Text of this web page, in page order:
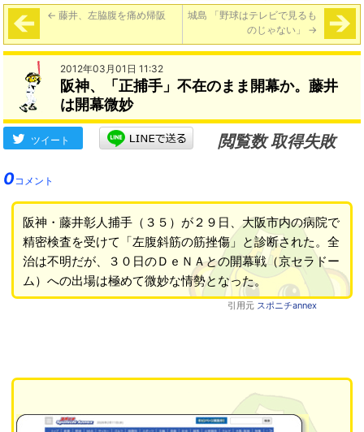
← 藤井、左脇腹を痛め帰阪
城島 「野球はテレビで見るも
のじゃない」 →
2012年03月01日 11:32
阪神、「正捕手」不在のまま開幕か。藤井
は開幕微妙
ツイート
閲覧数 取得失敗
0コメント
阪神・藤井彰人捕手（３５）が２９日、大阪市内の病院で
精密検査を受けて「左腹斜筋の筋挫傷」と診断された。全
治は不明だが、３０日のＤｅＮＡとの開幕戦（京セラドー
ム）への出場は極めて微妙な情勢となった。
引用元 スポニチannex